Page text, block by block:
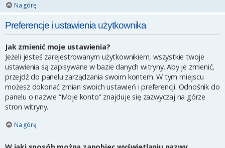
Na górę
Preferencje i ustawienia użytkownika
Jak zmienić moje ustawienia?
Jeżeli jesteś zarejestrowanym użytkownikiem, wszystkie twoje
ustawienia są zapisywane w bazie danych witryny. Aby je zmienić,
przejdź do panelu zarządzania swoim kontem. W tym miejscu
możesz dokonać zmian swoich ustawień i preferencji. Odnośnik do
panelu o nazwie “Moje konto” znajduje się zazwyczaj na górze
stron witryny.
Na górę